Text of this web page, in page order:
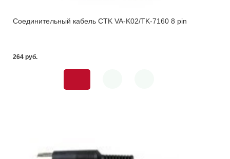
Соединительный кабель CTK VA-K02/TK-7160 8 pin
264 pуб.